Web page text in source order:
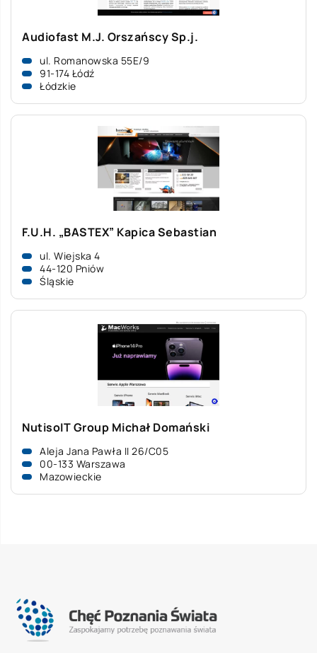
Audiofast M.J. Orszańscy Sp.j.
ul. Romanowska 55E/9
91-174 Łódź
Łódzkie
F.U.H. „BASTEX” Kapica Sebastian
ul. Wiejska 4
44-120 Pniów
Śląskie
NutisoIT Group Michał Domański
Aleja Jana Pawła II 26/C05
00-133 Warszawa
Mazowieckie